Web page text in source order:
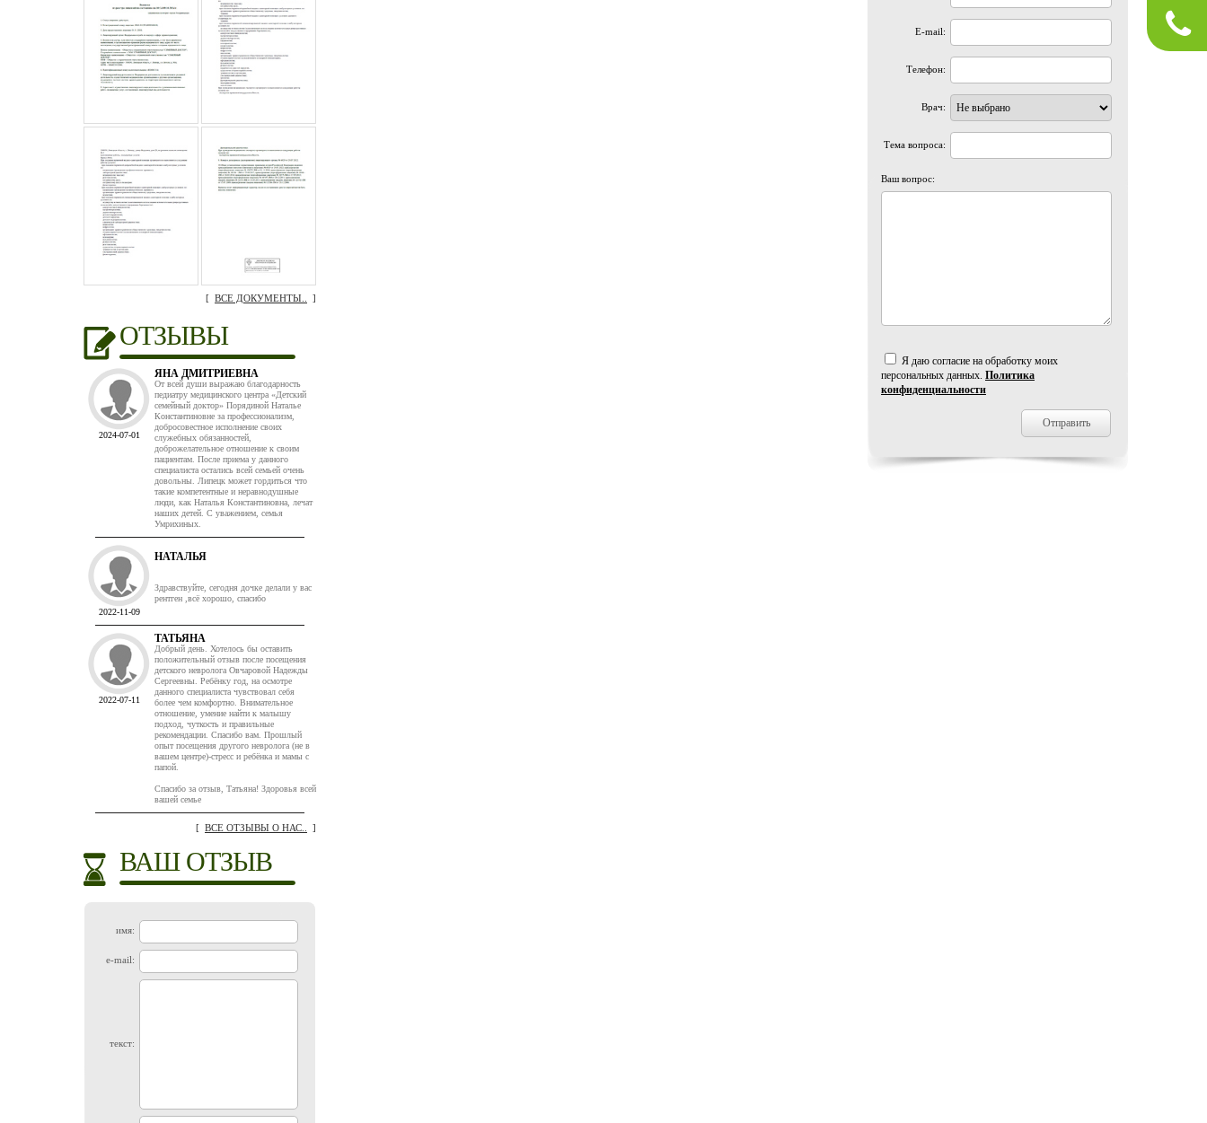
[ ВСЕ ДОКУМЕНТЫ.. ]
ОТЗЫВЫ
2024-07-01
ЯНА ДМИТРИЕВНА
От всей души выражаю благодарность
педиатру медицинского центра «Детский
семейный доктор» Порядиной Наталье
Константиновне за профессионализм,
добросовестное исполнение своих
служебных обязанностей,
доброжелательное отношение к своим
пациентам. После приема у данного
специалиста остались всей семьей очень
довольны. Липецк может гордиться что
такие компетентные и неравнодушные
люди, как Наталья Константиновна, лечат
наших детей. С уважением, семья
Умрихиных.
2022-11-09
НАТАЛЬЯ
Здравствуйте, сегодня дочке делали у вас
рентген ,всё хорошо, спасибо
2022-07-11
ТАТЬЯНА
Добрый день. Хотелось бы оставить
положительный отзыв после посещения
детского невролога Овчаровой Надежды
Сергеевны. Ребёнку год, на осмотре
данного специалиста чувствовал себя
более чем комфортно. Внимательное
отношение, умение найти к малышу
подход, чуткость и правильные
рекомендации. Спасибо вам. Прошлый
опыт посещения другого невролога (не в
вашем центре)-стресс и ребёнка и мамы с
папой.
Спасибо за отзыв, Татьяна! Здоровья всей
вашей семье
[ ВСЕ ОТЗЫВЫ О НАС.. ]
ВАШ ОТЗЫВ
имя:
e-mail:
текст:
E-mail:
Телефон:
Врач:
Тема вопроса:
Ваш вопрос:
Я даю согласие на обработку моих
персональных данных. Политика
конфиденциальности